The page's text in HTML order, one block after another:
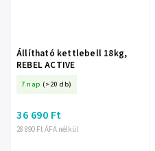
Állítható kettlebell 18kg,
REBEL ACTIVE
7 nap (>20 db)
28 890 Ft ÁFA nélkül
36 690 Ft